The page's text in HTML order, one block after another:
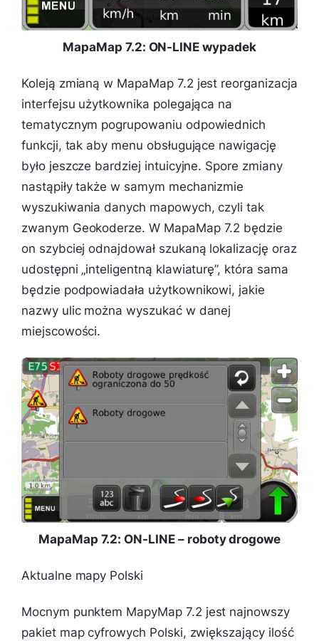
MapaMap 7.2: ON-LINE wypadek
Koleją zmianą w MapaMap 7.2 jest reorganizacja
interfejsu użytkownika polegająca na
tematycznym pogrupowaniu odpowiednich
funkcji, tak aby menu obsługujące nawigację
było jeszcze bardziej intuicyjne. Spore zmiany
nastąpiły także w samym mechanizmie
wyszukiwania danych mapowych, czyli tak
zwanym Geokoderze. W MapaMap 7.2 będzie
on szybciej odnajdował szukaną lokalizację oraz
udostępni „inteligentną klawiaturę”, która sama
będzie podpowiadała użytkownikowi, jakie
nazwy ulic można wyszukać w danej
miejscowości.
MapaMap 7.2: ON-LINE – roboty drogowe
Aktualne mapy Polski
Mocnym punktem MapyMap 7.2 jest najnowszy
pakiet map cyfrowych Polski, zwiększający ilość